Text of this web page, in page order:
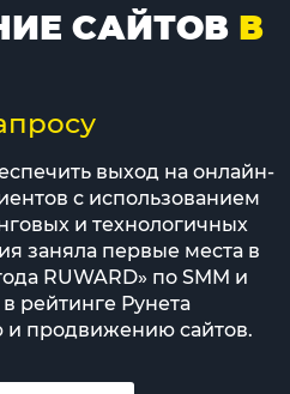
САЙТОВ В
выход на онлайн-
с использованием
и технологичных
заняла первые места в
RUWARD» по SMM и
рейтинге Рунета
продвижению сайтов.